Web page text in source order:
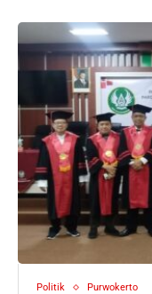
Politik Purwokerto